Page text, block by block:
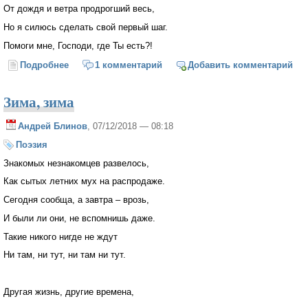
От дождя и ветра продрогший весь,
Но я силюсь сделать свой первый шаг.
Помоги мне, Господи, где Ты есть?!
Подробнее о Помоги мне, Господи, помоги!
1 комментарий Добавить комментарий
Зима, зима
Андрей Блинов , 07/12/2018 — 08:18
Поэзия
Знакомых незнакомцев развелось,
Как сытых летних мух на распродаже.
Сегодня сообща, а завтра – врозь,
И были ли они, не вспомнишь даже.
Такие никого нигде не ждут
Ни там, ни тут, ни там ни тут.
Другая жизнь, другие времена,